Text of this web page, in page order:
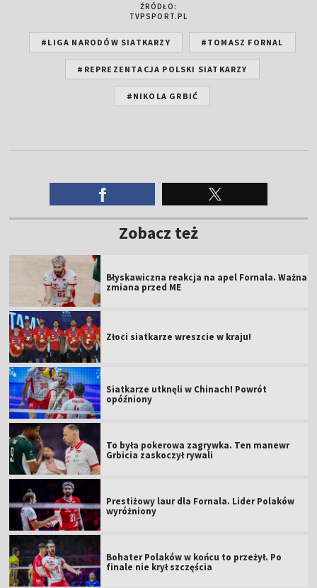
ŹRÓDŁO:
TVPSPORT.PL
#LIGA NARODÓW SIATKARZY #TOMASZ FORNAL
#REPREZENTACJA POLSKI SIATKARZY
#NIKOLA GRBIĆ
Zobacz też
Błyskawiczna reakcja na apel Fornala. Ważna
zmiana przed ME
Złoci siatkarze wreszcie w kraju!
Siatkarze utknęli w Chinach! Powrót
opóźniony
To była pokerowa zagrywka. Ten manewr
Grbicia zaskoczył rywali
Prestiżowy laur dla Fornala. Lider Polaków
wyróżniony
Bohater Polaków w końcu to przeżył. Po
finale nie krył szczęścia